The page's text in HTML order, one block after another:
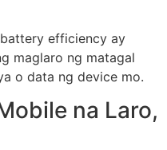
efficiency ay
maglaro ng matagal
o data ng device mo.
na Laro,